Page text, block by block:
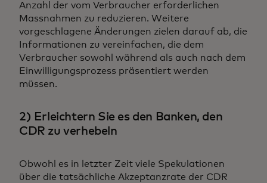
Anzahl der vom Verbraucher erforderlichen
Massnahmen zu reduzieren. Weitere
vorgeschlagene Änderungen zielen darauf ab, die
Informationen zu vereinfachen, die dem
Verbraucher sowohl während als auch nach dem
Einwilligungsprozess präsentiert werden
müssen.
2) Erleichtern Sie es den Banken, den
CDR zu verhebeln
Obwohl es in letzter Zeit viele Spekulationen
über die tatsächliche Akzeptanzrate der CDR